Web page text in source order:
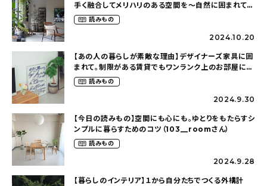
手く融合してメリハリのある空間を〜自然に囲まれて暮
らす（ki_no_ieさん）
読みもの
2024.10.20
【あの人の暮らしが素敵な理由】デザイナーズ家具に囲
まれて。制限がある賃貸でもワンランク上のお部屋に〜
狭くても好きな暮らしのこと（_____chika708さん）
読みもの
2024.9.30
【今日の読みもの】空間にも心にも。ゆとりをもたらすシ
ンプルに暮らすためのコツ（103__roomさん）
読みもの
2024.9.28
【暮らしのインテリア】１から自分たちでつくる外構計